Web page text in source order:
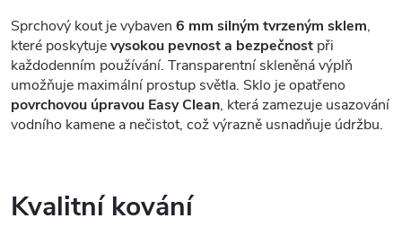
Sprchový kout je vybaven 6 mm silným tvrzeným sklem,
které poskytujevysokou pevnost a bezpečnost při
každodenním používání. Transparentní skleněná výplň
umožňuje maximální prostup světla. Sklo je opatřeno
povrchovou úpravou Easy Clean, která zamezuje usazování
vodního kamene a nečistot, což výrazně usnadňuje údržbu.
Kvalitní kování